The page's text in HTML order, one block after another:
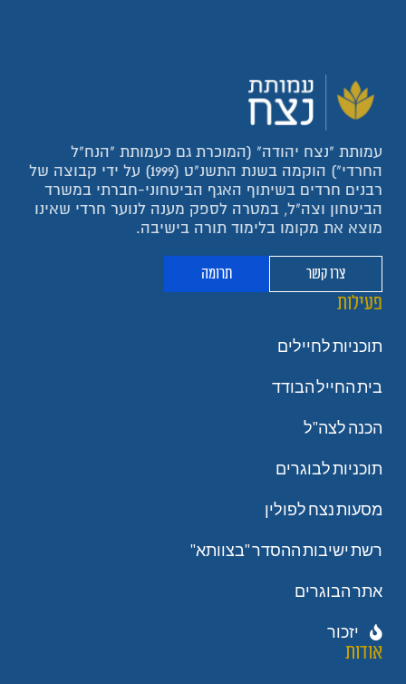
עמותת "נצח יהודה" (המוכרת גם כעמותת "הנח"ל
החרדי") הוקמה בשנת התשנ"ט (1999) על ידי קבוצה של
רבנים חרדים בשיתוף האגף הביטחוני-חברתי במשרד
הביטחון וצה"ל, במטרה לספק מענה לנוער חרדי שאינו
מוצא את מקומו בלימוד תורה בישיבה.
צרו קשר תרומה
פעילות
תוכניות לחיילים
בית החייל הבודד
הכנה לצה"ל
תוכניות לבוגרים
מסעות נצח לפולין
רשת ישיבות ההסדר "בצוותא"
אתר הבוגרים
יזכור
אודות